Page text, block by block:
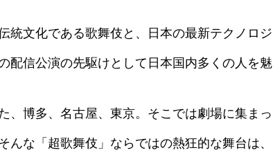
統文化である歌舞伎と、日本の最新テクノロ
配信公演の先駆けとして日本国内多くの人を魅
、博多、名古屋、東京。そこでは劇場に集ま
んな「超歌舞伎」ならではの熱狂的な舞台は